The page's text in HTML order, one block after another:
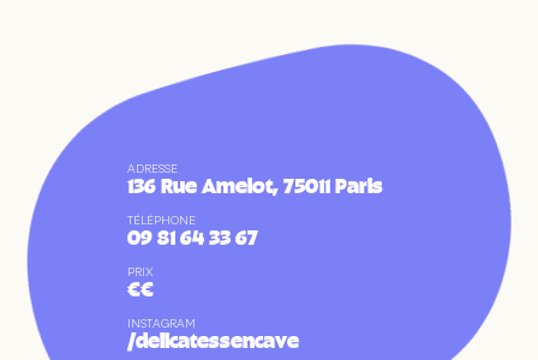
ADRESSE
136 Rue Amelot, 75011 Paris
TÉLÉPHONE
09 81 64 33 67
PRIX
€€
INSTAGRAM
/delicatessencave